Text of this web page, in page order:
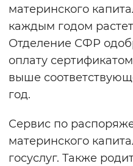
материнского
каждым годом
Отделение СФР
оплату
выше
год.
Сервис по
материнского
госуслуг. Также